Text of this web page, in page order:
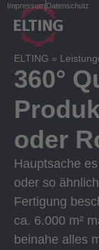
ImpressumDatenschutz
ELTING »
360°
oder
Hauptsache
oder so
Fertigung
ca. 6.000 m²
beinahe alles